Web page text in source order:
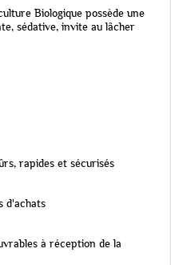
Biologique possède une
sédative, invite au lâcher
rapides et sécurisés
d'achats
à réception de la